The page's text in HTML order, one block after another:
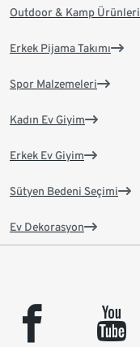
Outdoor & Kamp Ürünleri
Erkek Pijama Takımı
Spor Malzemeleri
Kadın Ev Giyim
Erkek Ev Giyim
Sütyen Bedeni Seçimi
Ev Dekorasyon
facebook youtube